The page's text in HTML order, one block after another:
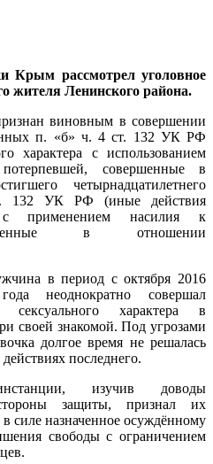
Крым рассмотрел уголовное
жителя Ленинского района.
виновным в совершении
п. «б» ч. 4 ст. 132 УК РФ
характера с использованием
совершенные в
четырнадцатилетнего
132 УК РФ (иные действия
с применением насилия к
в отношении
в период с октября 2016
неоднократно совершал
сексуального характера в
своей знакомой. Под угрозами
долгое время не решалась
последнего.
изучив доводы
защиты, признал их
силе назначенное осуждённому
свободы с ограничением